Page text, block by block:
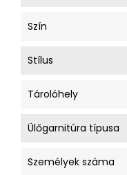
Szín
Stílus
Tárolóhely
Ülőgarnitúra típusa
Személyek száma